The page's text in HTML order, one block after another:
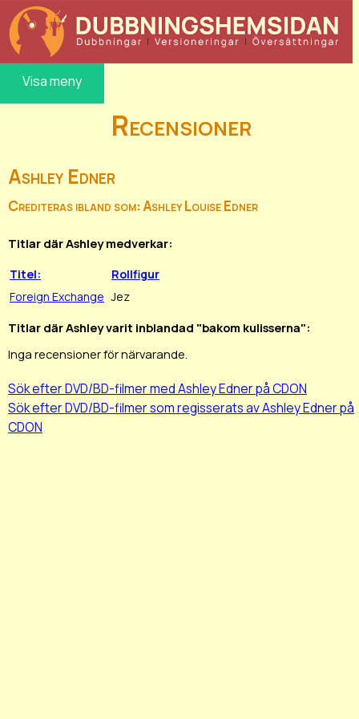
Visa meny
Recensioner
Ashley Edner
Crediteras ibland som: Ashley Louise Edner
Titlar där Ashley medverkar:
Titel:
Rollfigur
Foreign Exchange Jez
Titlar där Ashley varit inblandad "bakom kulisserna":
Inga recensioner för närvarande.
Sök efter DVD/BD-filmer med Ashley Edner på CDON
Sök efter DVD/BD-filmer som regisserats av Ashley Edner på
CDON